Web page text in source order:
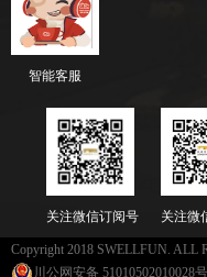
智能客服
关注微
关注微信订阅号
Copyright 2018 SWELLFUN. ALL
川公网安备 51010502010028号